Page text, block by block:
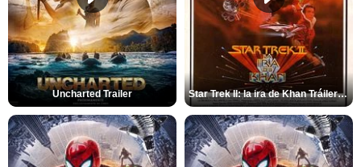
Uncharted Trailer Star Trek II: la ira de Khan Tráiler VO